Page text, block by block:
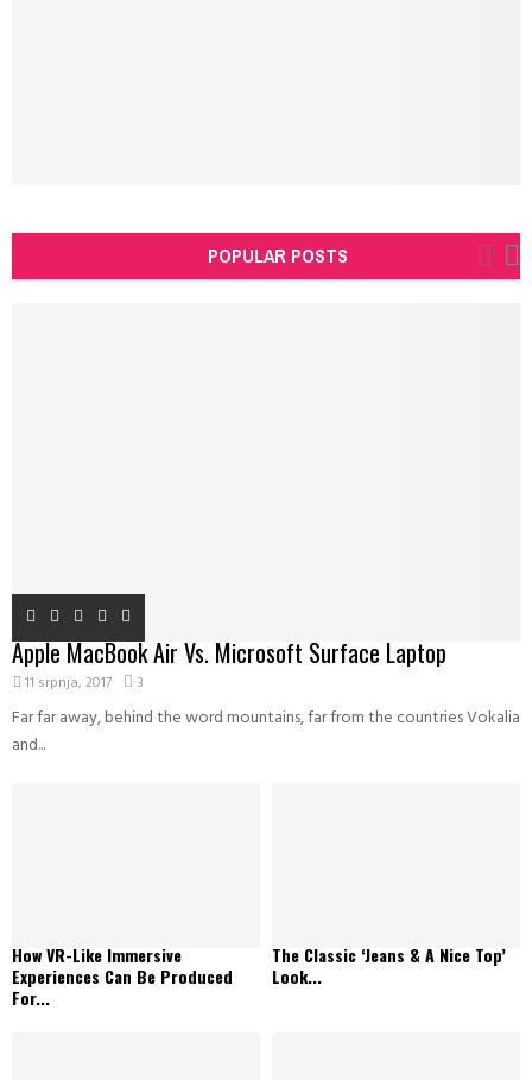
POPULAR POSTS
Apple MacBook Air Vs. Microsoft Surface Laptop
11 srpnja, 2017 3
Far far away, behind the word mountains, far from the countries Vokalia
and...
How VR-Like Immersive
Experiences Can Be Produced
For...
The Classic ‘Jeans & A Nice Top’
Look...